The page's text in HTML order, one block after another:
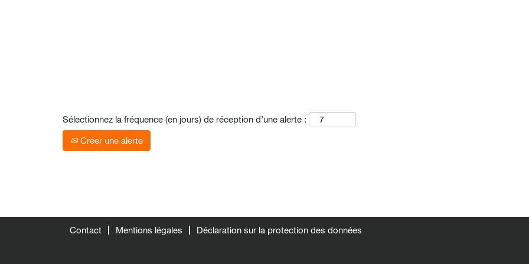
Sélectionnez la fréquence (en jours) de réception d’une alerte :
Créer une alerte
Contact Mentions légales Déclaration sur la protection des données